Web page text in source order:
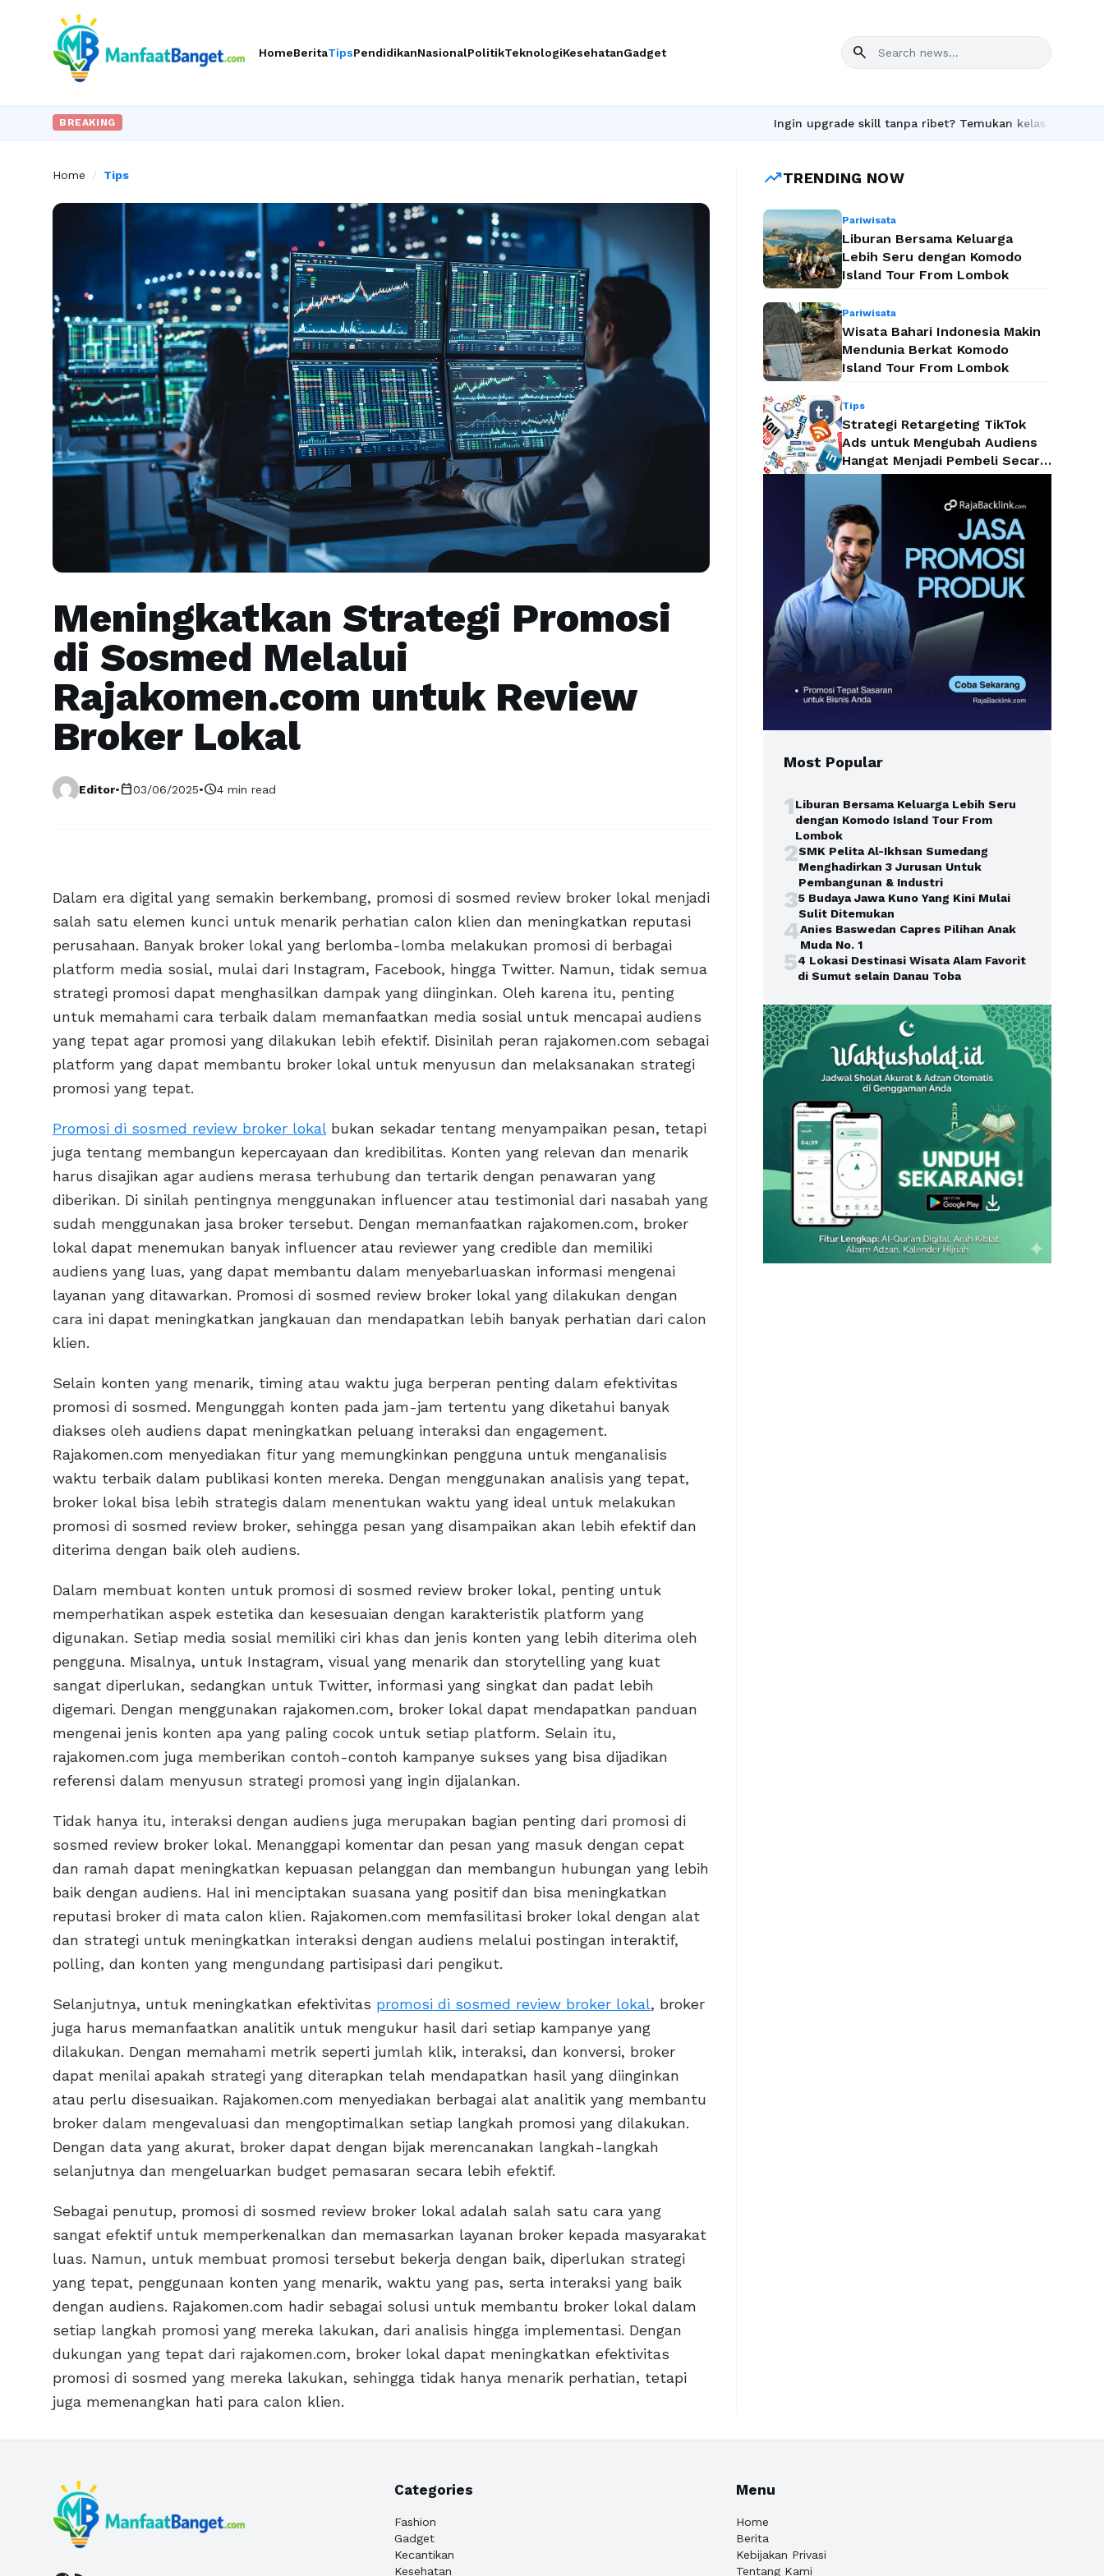
HomeBeritaTipsPendidikanNasionalPolitikTeknologiKesehatanGadget search
BREAKING Ingin upgrade skill tanpa ribet? Temukan kelas seru dan materi
Home / Tips
Meningkatkan Strategi Promosi
di Sosmed Melalui
Rajakomen.com untuk Review
Broker Lokal
Editor•calendar_today03/06/2025•schedule4 min read
Dalam era digital yang semakin berkembang, promosi di sosmed review broker lokal menjadi
salah satu elemen kunci untuk menarik perhatian calon klien dan meningkatkan reputasi
perusahaan. Banyak broker lokal yang berlomba-lomba melakukan promosi di berbagai
platform media sosial, mulai dari Instagram, Facebook, hingga Twitter. Namun, tidak semua
strategi promosi dapat menghasilkan dampak yang diinginkan. Oleh karena itu, penting
untuk memahami cara terbaik dalam memanfaatkan media sosial untuk mencapai audiens
yang tepat agar promosi yang dilakukan lebih efektif. Disinilah peran rajakomen.com sebagai
platform yang dapat membantu broker lokal untuk menyusun dan melaksanakan strategi
promosi yang tepat.
Promosi di sosmed review broker lokalbukan sekadar tentang menyampaikan pesan, tetapi
juga tentang membangun kepercayaan dan kredibilitas. Konten yang relevan dan menarik
harus disajikan agar audiens merasa terhubung dan tertarik dengan penawaran yang
diberikan. Di sinilah pentingnya menggunakan influencer atau testimonial dari nasabah yang
sudah menggunakan jasa broker tersebut. Dengan memanfaatkan rajakomen.com, broker
lokal dapat menemukan banyak influencer atau reviewer yang credible dan memiliki
audiens yang luas, yang dapat membantu dalam menyebarluaskan informasi mengenai
layanan yang ditawarkan. Promosi di sosmed review broker lokal yang dilakukan dengan
cara ini dapat meningkatkan jangkauan dan mendapatkan lebih banyak perhatian dari calon
klien.
Selain konten yang menarik, timing atau waktu juga berperan penting dalam efektivitas
promosi di sosmed. Mengunggah konten pada jam-jam tertentu yang diketahui banyak
diakses oleh audiens dapat meningkatkan peluang interaksi dan engagement.
Rajakomen.com menyediakan fitur yang memungkinkan pengguna untuk menganalisis
waktu terbaik dalam publikasi konten mereka. Dengan menggunakan analisis yang tepat,
broker lokal bisa lebih strategis dalam menentukan waktu yang ideal untuk melakukan
promosi di sosmed review broker, sehingga pesan yang disampaikan akan lebih efektif dan
diterima dengan baik oleh audiens.
Dalam membuat konten untuk promosi di sosmed review broker lokal, penting untuk
memperhatikan aspek estetika dan kesesuaian dengan karakteristik platform yang
digunakan. Setiap media sosial memiliki ciri khas dan jenis konten yang lebih diterima oleh
pengguna. Misalnya, untuk Instagram, visual yang menarik dan storytelling yang kuat
sangat diperlukan, sedangkan untuk Twitter, informasi yang singkat dan padat lebih
digemari. Dengan menggunakan rajakomen.com, broker lokal dapat mendapatkan panduan
mengenai jenis konten apa yang paling cocok untuk setiap platform. Selain itu,
rajakomen.com juga memberikan contoh-contoh kampanye sukses yang bisa dijadikan
referensi dalam menyusun strategi promosi yang ingin dijalankan.
Tidak hanya itu, interaksi dengan audiens juga merupakan bagian penting dari promosi di
sosmed review broker lokal. Menanggapi komentar dan pesan yang masuk dengan cepat
dan ramah dapat meningkatkan kepuasan pelanggan dan membangun hubungan yang lebih
baik dengan audiens. Hal ini menciptakan suasana yang positif dan bisa meningkatkan
reputasi broker di mata calon klien. Rajakomen.com memfasilitasi broker lokal dengan alat
dan strategi untuk meningkatkan interaksi dengan audiens melalui postingan interaktif,
polling, dan konten yang mengundang partisipasi dari pengikut.
Selanjutnya, untuk meningkatkan efektivitas promosi di sosmed review broker lokal, broker
juga harus memanfaatkan analitik untuk mengukur hasil dari setiap kampanye yang
dilakukan. Dengan memahami metrik seperti jumlah klik, interaksi, dan konversi, broker
dapat menilai apakah strategi yang diterapkan telah mendapatkan hasil yang diinginkan
atau perlu disesuaikan. Rajakomen.com menyediakan berbagai alat analitik yang membantu
broker dalam mengevaluasi dan mengoptimalkan setiap langkah promosi yang dilakukan.
Dengan data yang akurat, broker dapat dengan bijak merencanakan langkah-langkah
selanjutnya dan mengeluarkan budget pemasaran secara lebih efektif.
Sebagai penutup, promosi di sosmed review broker lokal adalah salah satu cara yang
sangat efektif untuk memperkenalkan dan memasarkan layanan broker kepada masyarakat
luas. Namun, untuk membuat promosi tersebut bekerja dengan baik, diperlukan strategi
yang tepat, penggunaan konten yang menarik, waktu yang pas, serta interaksi yang baik
dengan audiens. Rajakomen.com hadir sebagai solusi untuk membantu broker lokal dalam
setiap langkah promosi yang mereka lakukan, dari analisis hingga implementasi. Dengan
dukungan yang tepat dari rajakomen.com, broker lokal dapat meningkatkan efektivitas
promosi di sosmed yang mereka lakukan, sehingga tidak hanya menarik perhatian, tetapi
juga memenangkan hati para calon klien.
trending_upTRENDING NOW
Pariwisata
Liburan Bersama Keluarga
Lebih Seru dengan Komodo
Island Tour From Lombok
Pariwisata
Wisata Bahari Indonesia Makin
Mendunia Berkat Komodo
Island Tour From Lombok
Tips
Strategi Retargeting TikTok
Ads untuk Mengubah Audiens
Hangat Menjadi Pembeli Secara
Efektif
Most Popular
1Liburan Bersama Keluarga Lebih Seru
dengan Komodo Island Tour From
Lombok
2SMK Pelita Al-Ikhsan Sumedang
Menghadirkan 3 Jurusan Untuk
Pembangunan & Industri
35 Budaya Jawa Kuno Yang Kini Mulai
Sulit Ditemukan
4Anies Baswedan Capres Pilihan Anak
Muda No. 1
54 Lokasi Destinasi Wisata Alam Favorit
di Sumut selain Danau Toba
Categories
Fashion
Gadget
Kecantikan
Kesehatan
Menu
Home
Berita
Kebijakan Privasi
Tentang Kami